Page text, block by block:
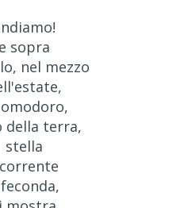
e sopra
nel mezzo
della terra,
stella